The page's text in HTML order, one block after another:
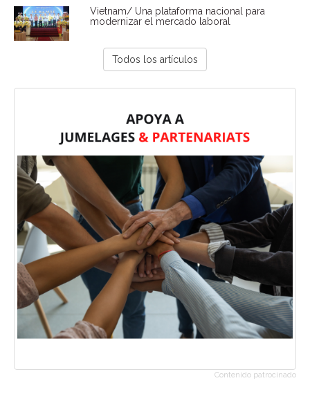
Vietnam/ Una plataforma nacional para
modernizar el mercado laboral
Todos los artículos
Contenido patrocinado